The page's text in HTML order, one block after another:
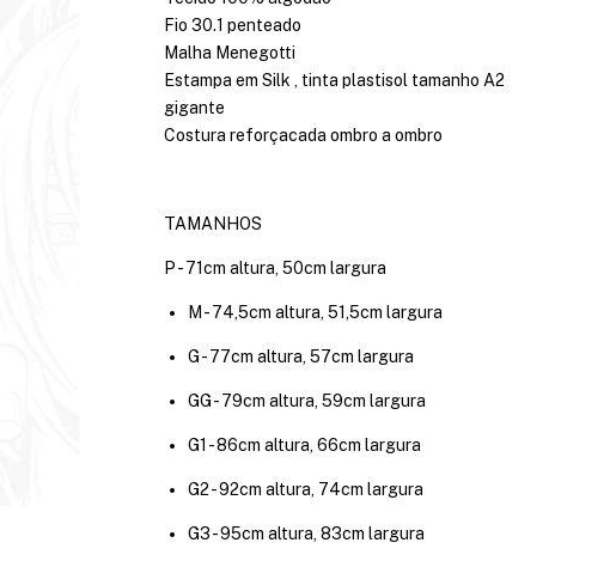
Fio 30.1 penteado
Malha Menegotti
Estampa em Silk , tinta plastisol tamanho A2
gigante
Costura reforçacada ombro a ombro
TAMANHOS
P - 71cm altura, 50cm largura
M - 74,5cm altura, 51,5cm largura
G - 77cm altura, 57cm largura
GG - 79cm altura, 59cm largura
G1 - 86cm altura, 66cm largura
G2 - 92cm altura, 74cm largura
G3 - 95cm altura, 83cm largura